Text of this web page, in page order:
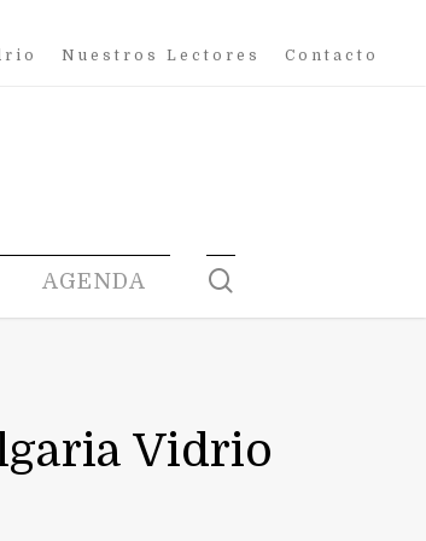
Nuestros Lectores Contacto
AGENDA
Vidrio